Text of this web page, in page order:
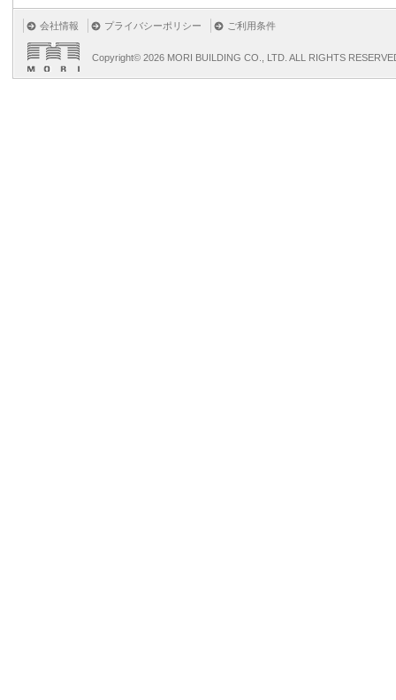
会社情報 プライバシーポリシー ご利用条件
Copyright© 2026 MORI BUILDING CO., LTD. ALL RIGHTS